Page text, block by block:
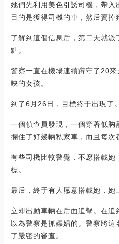
她們先利用美色引誘司機，帶入
目的是獲得司機的車，然后賣掉
了解到這個信息后，第二天就派
點。
警察一直在機場連續蹲守了20
映的女孩。
到了6月26日，目標終于出現了。
一個偵查員發現，一個穿著低胸
攔住了好幾輛私家車，而且每次
有些司機比較警覺，不愿搭載她
標。
最后，終于有人愿意搭載她，她
立即出動車輛在后面追擊。在追
以為警察是抓嫖娼的。警察將
了嚴密的審查。